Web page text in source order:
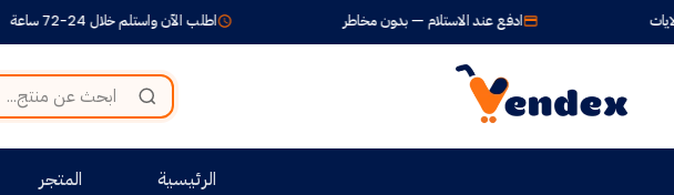
اطلب الآن واستلم خلال 24-72 ساعة ادفع عند الاستلام — بدون مخاطر
الرئيسية المتجر